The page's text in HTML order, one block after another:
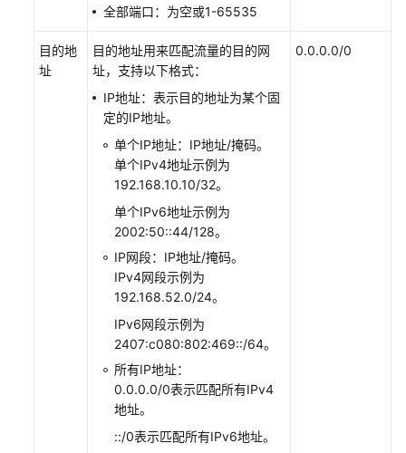
络
ACL
置
全部端口：为空或1-65535
目的地
址
目的地址用来匹配流量的目的网
址，支持以下格式：
IP地址：表示目的地址为某个固
定的IP地址。
单个IP地址：IP地址/掩码。
单个IPv4地址示例为
192.168.10.10/32。
单个IPv6地址示例为
2002:50::44/128。
IP网段：IP地址/掩码。
IPv4网段示例为
192.168.52.0/24。
IPv6网段示例为
2407:c080:802:469::/64。
所有IP地址：
0.0.0.0/0表示匹配所有IPv4
地址。
::/0表示匹配所有IPv6地址。
0.0.0.0/0